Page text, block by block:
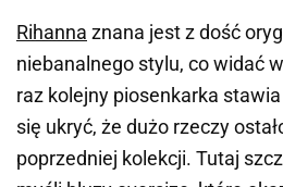
Rihanna znana jest z dość
niebanalnego stylu, co widać
raz kolejny piosenkarka
się ukryć, że dużo rzeczy
poprzedniej kolekcji. Tutaj